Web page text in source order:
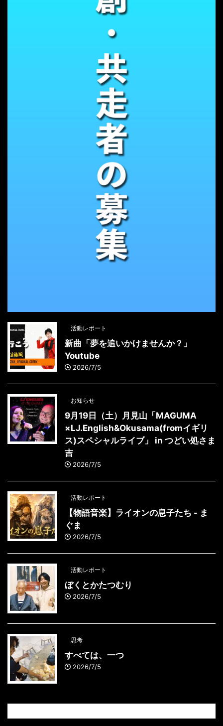
活動レポート
新曲「夢を追いかけませんか？」
Youtube
2026/7/5
お知らせ
9月19日（土）月見山「MAGUMA
×LJ.English&Okusama(fromイギリ
ス)スペシャルライブ」 in つどい処さま
吉
2026/7/5
活動レポート
【物語音楽】ライオンの息子たち - ま
ぐま
2026/7/5
活動レポート
ぼくとかたつむり
2026/7/5
思考
すべては、一つ
2026/7/5